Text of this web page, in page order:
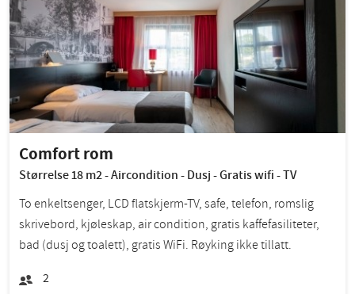
Comfort rom
Størrelse 18 m2 - Aircondition - Dusj - Gratis wifi - TV
To enkeltsenger, LCD flatskjerm-TV, safe, telefon, romslig
skrivebord, kjøleskap, air condition, gratis kaffefasiliteter,
bad (dusj og toalett), gratis WiFi. Røyking ikke tillatt.
2